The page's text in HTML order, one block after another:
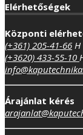
Elérhetőségek
Központi
(+361) 205-41-66 H
(+3620) 433-55-10
Árajánlat kérés